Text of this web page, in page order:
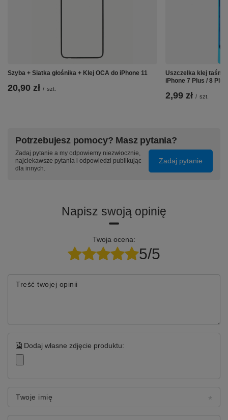
Szyba + Siatka głośnika + Klej OCA do iPhone 11
20,90 zł / szt.
Uszczelka klej
iPhone 7 Plus / 8 Plus
2,99 zł / szt.
Potrzebujesz pomocy? Masz pytania?
Zadaj pytanie a my odpowiemy niezwłocznie,
najciekawsze pytania i odpowiedzi publikując
dla innych.
Zadaj pytanie
Napisz swoją opinię
Twoja ocena:
5/5
Treść twojej opinii
Dodaj własne zdjęcie produktu:
Twoje imię